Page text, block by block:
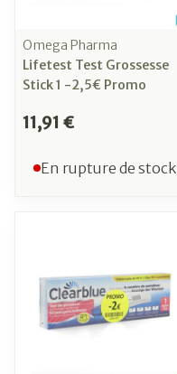
Omega Pharma
Lifetest Test Grossesse
Stick 1 -2,5€ Promo
11,91 €
En rupture de stock